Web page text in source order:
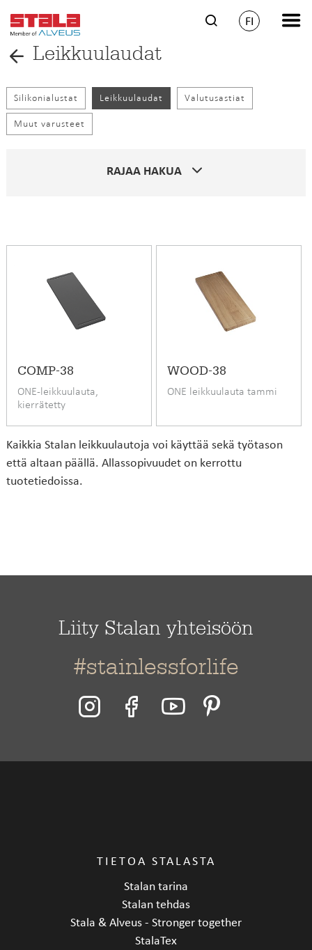
FI
Leikkuulaudat
Silikonialustat Leikkuulaudat Valutusastiat
Muut varusteet
RAJAA HAKUA
COMP-38
ONE-leikkuulauta,
kierrätetty
WOOD-38
ONE leikkuulauta tammi
Kaikkia Stalan leikkuulautoja voi käyttää sekä työtason
että altaan päällä. Allassopivuudet on kerrottu
tuotetiedoissa.
Liity Stalan yhteisöön
#stainlessforlife
TIETOA STALASTA
Stalan tarina
Stalan tehdas
Stala & Alveus - Stronger together
StalaTex